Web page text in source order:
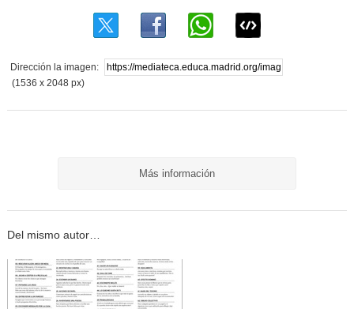
Dirección la imagen:
(1536 x 2048 px)
Más información
Del mismo autor…